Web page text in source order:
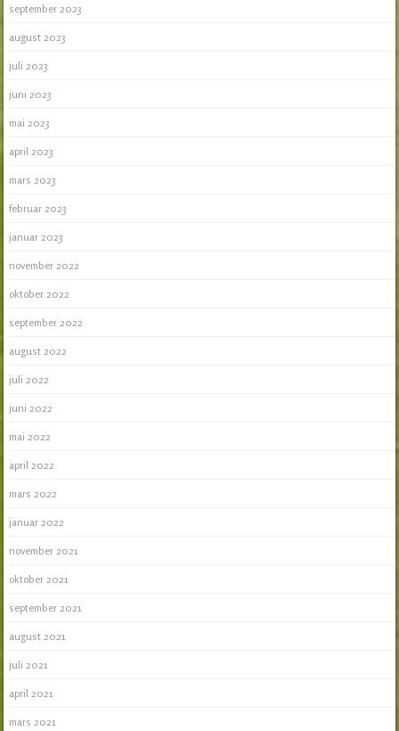
september 2023
august 2023
juli 2023
juni 2023
mai 2023
april 2023
mars 2023
februar 2023
januar 2023
november 2022
oktober 2022
september 2022
august 2022
juli 2022
juni 2022
mai 2022
april 2022
mars 2022
januar 2022
november 2021
oktober 2021
september 2021
august 2021
juli 2021
april 2021
mars 2021